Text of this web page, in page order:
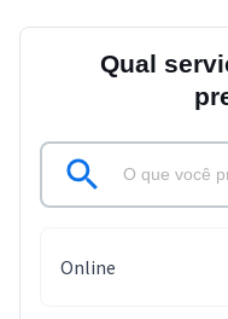
Qual
Online